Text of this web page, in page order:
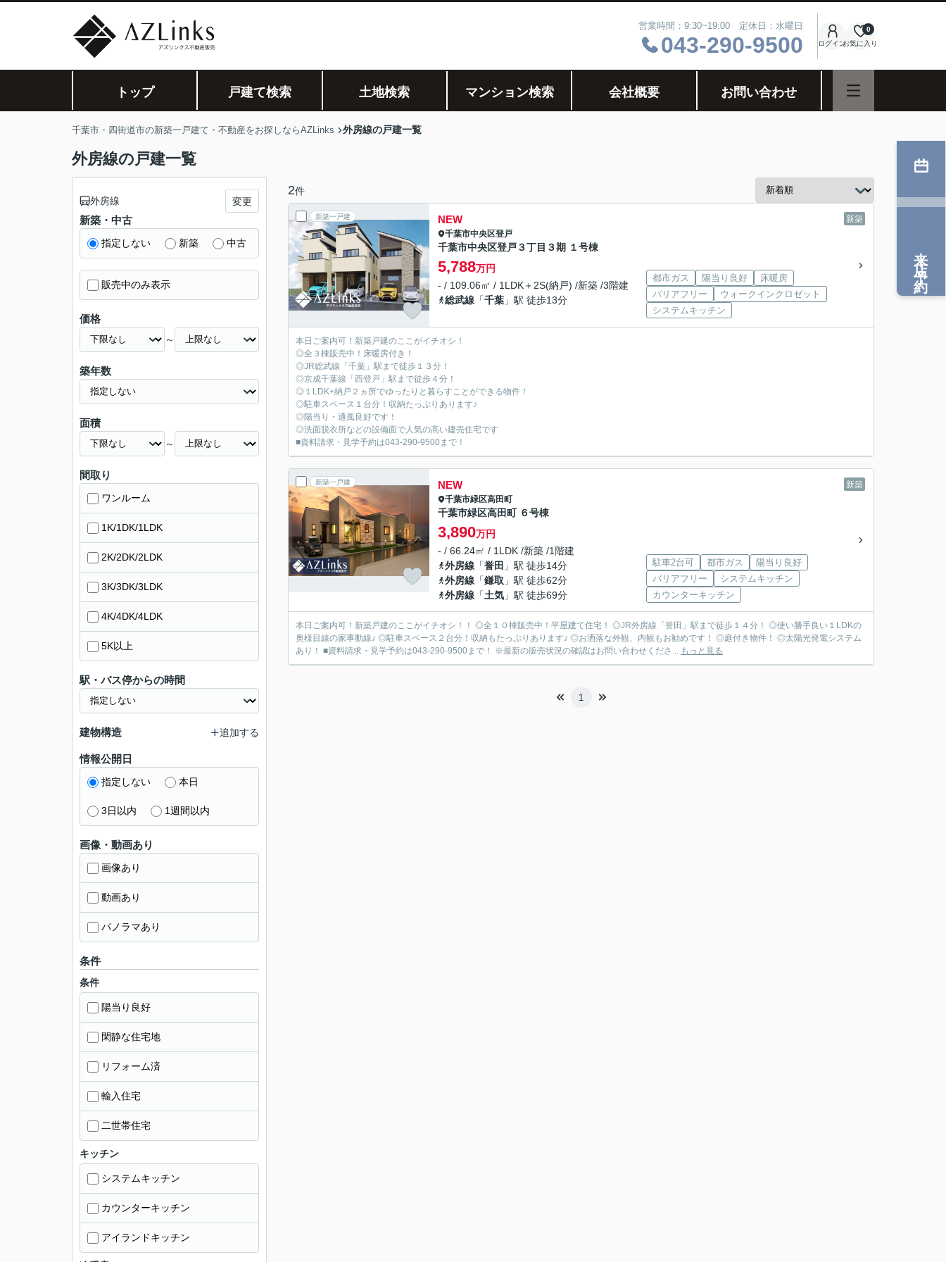
営業時間：9:30~19:00 定休日：水曜日
043-290-9500 ログインお気に入り
0
トップ 戸建て検索 土地検索 マンション検索 会社概要 お問い合わせ
千葉市・四街道市の新築一戸建て・不動産をお探しならAZLinks 外房線の戸建一覧
外房線の戸建一覧
2件
新築一戸建 新築
NEW
千葉市中央区登戸
千葉市中央区登戸３丁目３期 １号棟
5,788万円
- / 109.06㎡ / 1LDK＋2S(納戸) /新築 /3階建
総武線 「千葉 」駅 徒歩13分
都市ガス 陽当り良好
床暖房
バリアフリー
ウォークインクロゼット
システムキッチン
本日ご案内可！新築戸建のここがイチオシ！
◎全３棟販売中！床暖房付き！
◎JR総武線「千葉」駅まで徒歩１３分！
◎京成千葉線「西登戸」駅まで徒歩４分！
◎１LDK+納戸２ヵ所でゆったりと暮らすことができる物件！
◎駐車スペース１台分！収納たっぷりあります♪
◎陽当り・通風良好です！
◎洗面脱衣所などの設備面で人気の高い建売住宅です
■資料請求・見学予約は043-290-9500まで！
新築一戸建 新築
NEW
千葉市緑区高田町
千葉市緑区高田町 ６号棟
3,890万円
- / 66.24㎡ / 1LDK /新築 /1階建
外房線 「誉田 」駅 徒歩14分
外房線 「鎌取 」駅 徒歩62分
外房線 「土気 」駅 徒歩69分
駐車2台可 都市ガス
陽当り良好
バリアフリー
システムキッチン
カウンターキッチン
本日ご案内可！新築戸建のここがイチオシ！！ ◎全１０棟販売中！平屋建て住宅！ ◎JR外房線「誉田」駅まで徒歩１４分！ ◎使い勝手良い１LDKの
奥様目線の家事動線♪ ◎駐車スペース２台分！収納もたっぷりあります♪ ◎お洒落な外観、内観もお勧めです！ ◎庭付き物件！ ◎太陽光発電システム
あり！ ■資料請求・見学予約は043-290-9500まで！ ※最新の販売状況の確認はお問い合わせくださ... もっと見る
1
外房線 変更
新築・中古
指定しない 新築 中古
販売中のみ表示
価格
～
築年数
面積
～
間取り
ワンルーム
1K/1DK/1LDK
2K/2DK/2LDK
3K/3DK/3LDK
4K/4DK/4LDK
5K以上
駅・バス停からの時間
建物構造 追加する
情報公開日
指定しない 本日
3日以内 1週間以内
画像・動画あり
画像あり
動画あり
パノラマあり
条件
条件
陽当り良好
閑静な住宅地
リフォーム済
輸入住宅
二世帯住宅
キッチン
システムキッチン
カウンターキッチン
アイランドキッチン
来店予約